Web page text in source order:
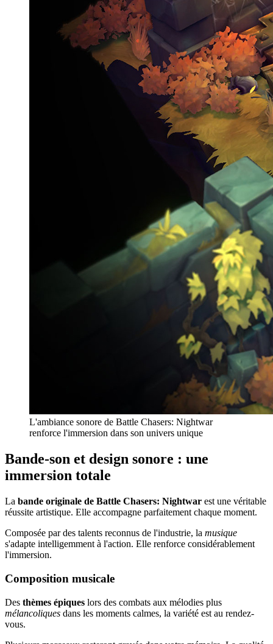
L'ambiance sonore de Battle Chasers: Nightwar
renforce l'immersion dans son univers unique
Bande-son et design sonore : une
immersion totale
La bande originale de Battle Chasers: Nightwar est une véritable
réussite artistique. Elle accompagne parfaitement chaque moment.
Composée par des talents reconnus de l'industrie, la musique
s'adapte intelligemment à l'action. Elle renforce considérablement
l'immersion.
Composition musicale
Des thèmes épiques lors des combats aux mélodies plus
mélancoliques dans les moments calmes, la variété est au rendez-
vous.